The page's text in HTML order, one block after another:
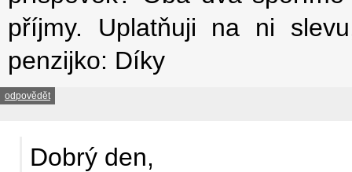
příjmy. Uplatňuji na ni
penzijko: Díky
odpovědět
Dobrý den,